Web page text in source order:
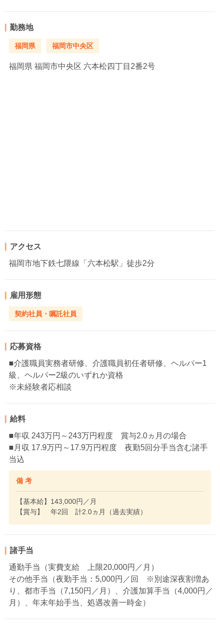
勤務地
福岡県 福岡市中央区
福岡県 福岡市中央区 六本松四丁目2番2号
アクセス
福岡市地下鉄七隈線「六本松駅」徒歩2分
雇用形態
契約社員・嘱託社員
応募資格
■介護職員実務者研修、介護職員初任者研修、ヘルパー1
級、ヘルパー2級のいずれか資格
※未経験者応相談
給料
■年収 243万円～243万円程度 賞与2.0ヵ月の場合
■月収 17.9万円～17.9万円程度 夜勤5回分手当含む諸手
当込
備 考
【基本給】143,000円／月
【賞与】 年2回 計2.0ヵ月（過去実績）
諸手当
通勤手当（実費支給 上限20,000円／月）
その他手当（夜勤手当：5,000円／回 ※別途深夜割増あ
り、都市手当（7,150円／月）、介護加算手当（4,000円／
月）、年末年始手当、処遇改善一時金）